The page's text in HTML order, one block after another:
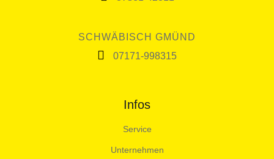
SCHWÄBISCH GMÜND
07171-998315
Infos
Service
Unternehmen